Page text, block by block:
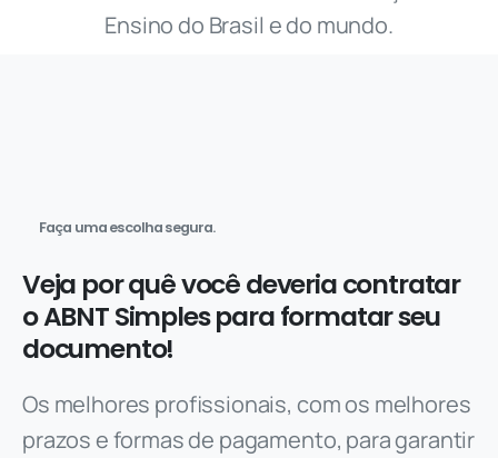
Ensino do Brasil e do mundo.
Faça uma escolha segura.
Veja por quê você deveria contratar
o ABNT Simples para formatar seu
documento!
Os melhores profissionais, com os melhores
prazos e formas de pagamento, para garantir